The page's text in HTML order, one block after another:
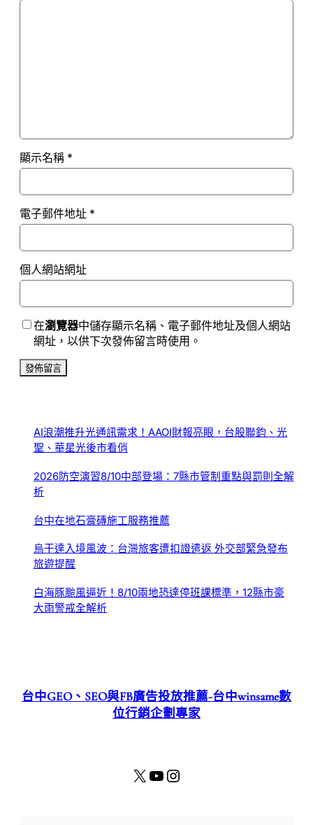
顯示名稱 *
電子郵件地址 *
個人網站網址
在瀏覽器中儲存顯示名稱、電子郵件地址及個人網站
網址，以供下次發佈留言時使用。
AI浪潮推升光通訊需求！AAOI財報亮眼，台股聯鈞、光
聖、華星光後市看俏
2026防空演習8/10中部登場：7縣市管制重點與罰則全解
析
台中在地石膏磚施工服務推薦
烏干達入境風波：台灣旅客遭扣證遣返 外交部緊急發布
旅遊提醒
白海豚颱風逼近！8/10兩地恐達停班課標準，12縣市豪
大雨警戒全解析
台中GEO、SEO與FB廣告投放推薦-台中winsame數
位行銷企劃專家
X YouTube Instagram